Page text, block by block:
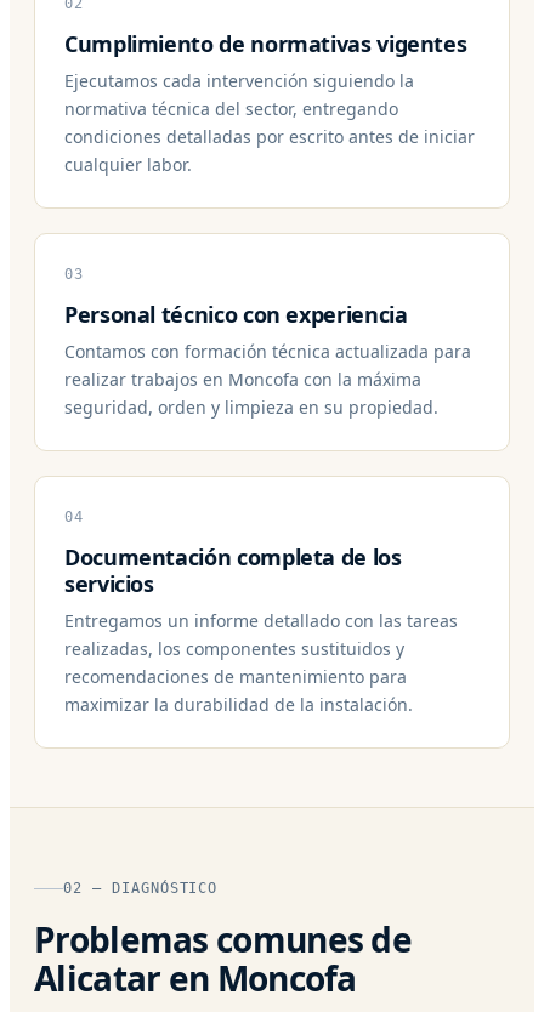
Cumplimiento de normativas vigentes
Ejecutamos cada intervención siguiendo la
normativa técnica del sector, entregando
condiciones detalladas por escrito antes de iniciar
cualquier labor.
03
Personal técnico con experiencia
Contamos con formación técnica actualizada para
realizar trabajos en Moncofa con la máxima
seguridad, orden y limpieza en su propiedad.
04
Documentación completa de los
servicios
Entregamos un informe detallado con las tareas
realizadas, los componentes sustituidos y
recomendaciones de mantenimiento para
maximizar la durabilidad de la instalación.
02 — DIAGNÓSTICO
Problemas comunes de
Alicatar en Moncofa